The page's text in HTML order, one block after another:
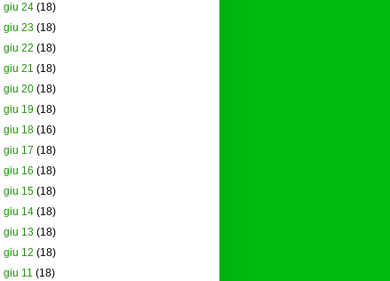
giu 24 (18)
giu 23 (18)
giu 22 (18)
giu 21 (18)
giu 20 (18)
giu 19 (18)
giu 18 (16)
giu 17 (18)
giu 16 (18)
giu 15 (18)
giu 14 (18)
giu 13 (18)
giu 12 (18)
giu 11 (18)